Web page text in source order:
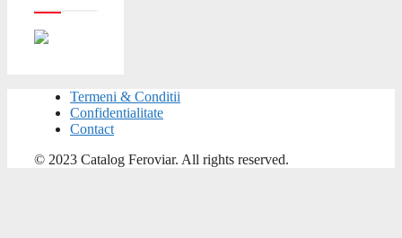
Termeni & Conditii
Confidentialitate
Contact
© 2023 Catalog Feroviar. All rights reserved.